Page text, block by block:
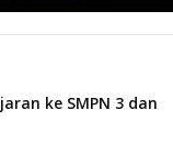
ke SMPN 3 dan